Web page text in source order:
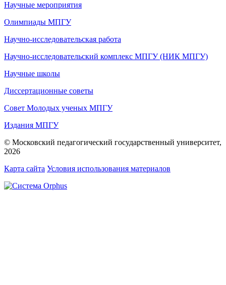
Научные мероприятия
Олимпиады МПГУ
Научно-исследовательская работа
Научно-исследовательский комплекс МПГУ (НИК МПГУ)
Научные школы
Диссертационные советы
Совет Молодых ученых МПГУ
Издания МПГУ
© Московский педагогический государственный университет,
2026
Карта сайта Условия использования материалов